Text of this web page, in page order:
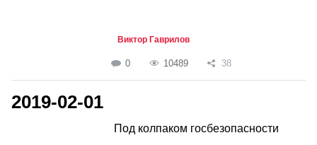
Виктор Гаврилов
0 10489 38
2019-02-01
Под колпаком госбезопасности